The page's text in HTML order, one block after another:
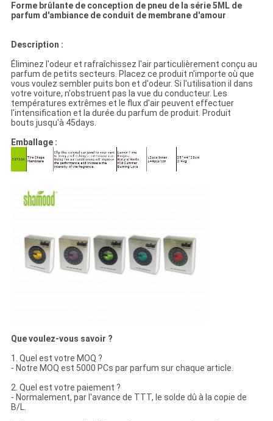
Forme brûlante de conception de pneu de la série 5ML de
parfum d'ambiance de conduit de membrane d'amour
Description :
Éliminez l'odeur et rafraîchissez l'air particulièrement conçu au
parfum de petits secteurs. Placez ce produit n'importe où que
vous voulez sembler puits bon et d'odeur. Si l'utilisation il dans
votre voiture, n'obstruent pas la vue du conducteur. Les
températures extrêmes et le flux d'air peuvent effectuer
l'intensification et la durée du parfum de produit. Produit
bouts jusqu'à 45days.
Emballage :
Que voulez-vous savoir ?
1. Quel est votre MOQ ?
- Notre MOQ est 5000 PCs par parfum sur chaque article.
2. Quel est votre paiement ?
- Normalement, par l'avance de TTT, le solde dû à la copie de
B/L.